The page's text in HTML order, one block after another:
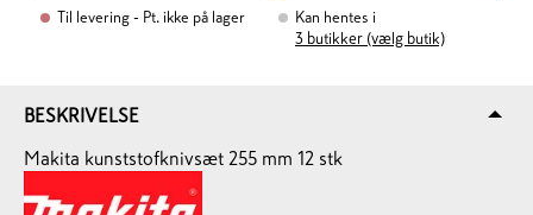
Til levering - Pt. ikke på lager
Kan hentes i
3 butikker (vælg butik)
BESKRIVELSE
Makita kunststofknivsæt 255 mm 12 stk